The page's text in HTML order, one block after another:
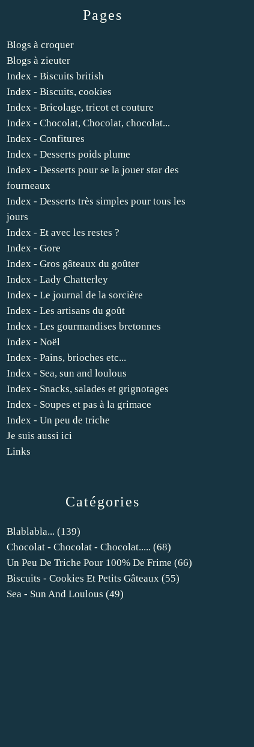
Catégories
Blablabla... (139)
Chocolat - Chocolat - Chocolat..... (68)
Un Peu De Triche Pour 100% De Frime (66)
Biscuits - Cookies Et Petits Gâteaux (55)
Sea - Sun And Loulous (49)
Pages
Blogs à croquer
Blogs à zieuter
Index - Biscuits british
Index - Biscuits, cookies
Index - Bricolage, tricot et couture
Index - Chocolat, Chocolat, chocolat...
Index - Confitures
Index - Desserts poids plume
Index - Desserts pour se la jouer star des
fourneaux
Index - Desserts très simples pour tous les
jours
Index - Et avec les restes ?
Index - Gore
Index - Gros gâteaux du goûter
Index - Lady Chatterley
Index - Le journal de la sorcière
Index - Les artisans du goût
Index - Les gourmandises bretonnes
Index - Noël
Index - Pains, brioches etc...
Index - Sea, sun and loulous
Index - Snacks, salades et grignotages
Index - Soupes et pas à la grimace
Index - Un peu de triche
Je suis aussi ici
Links